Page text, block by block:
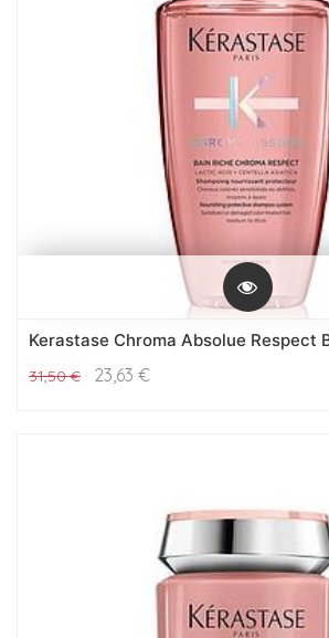
Kerastase Chroma Absolue Respect
31,50€ 23,63 €